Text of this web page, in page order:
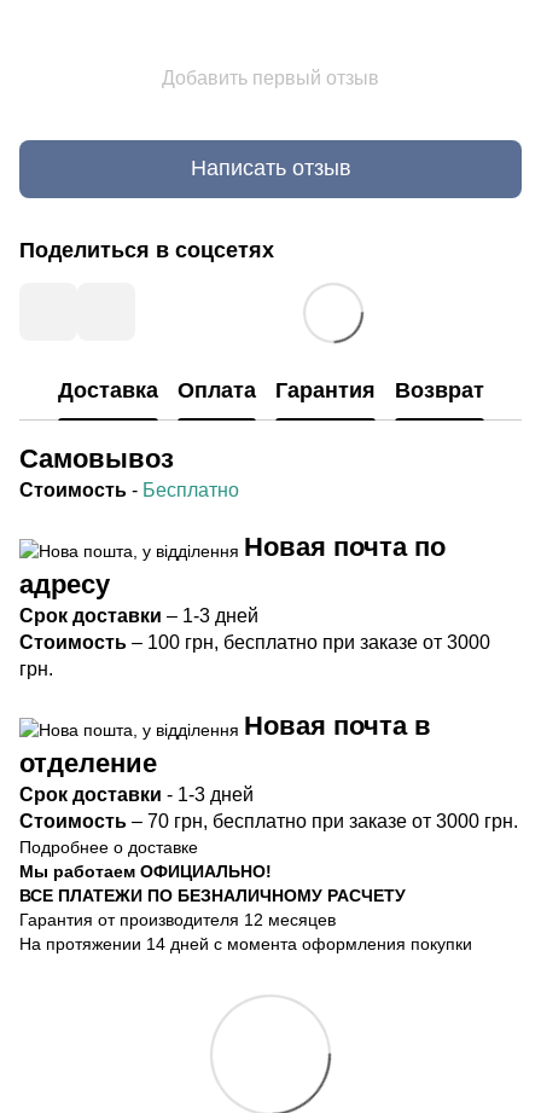
Добавить первый отзыв
Написать отзыв
Поделиться в соцсетях
Доставка Оплата Гарантия Возврат
Самовывоз
Стоимость - Бесплатно
Новая почта по
адресу
Срок доставки – 1-3 дней
Стоимость – 100 грн, бесплатно при заказе от 3000
грн.
Новая почта в
отделение
Срок доставки - 1-3 дней
Стоимость – 70 грн, бесплатно при заказе от 3000 грн.
Подробнее о доставке
Мы работаем ОФИЦИАЛЬНО!
ВСЕ ПЛАТЕЖИ ПО БЕЗНАЛИЧНОМУ РАСЧЕТУ
Гарантия от производителя 12 месяцев
На протяжении 14 дней с момента оформления покупки